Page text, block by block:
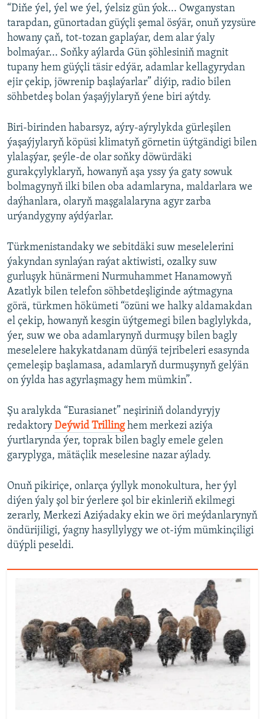
“Diňe ýel, ýel we ýel, ýelsiz gün ýok... Owganystan
tarapdan, günortadan güýçli şemal ösýär, onuň yzysüre
howany çaň, tot-tozan gaplaýar, dem alar ýaly
bolmaýar... Soňky aýlarda Gün şöhlesiniň magnit
tupany hem güýçli täsir edýär, adamlar kellagyrydan
ejir çekip, jöwrenip başlaýarlar” diýip, radio bilen
söhbetdeş bolan ýaşaýjylaryň ýene biri aýtdy.
Biri-birinden habarsyz, aýry-aýrylykda gürleşilen
ýaşaýjylaryň köpüsi klimatyň görnetin üýtgändigi bilen
ylalaşýar, şeýle-de olar soňky döwürdäki
gurakçylyklaryň, howanyň aşa yssy ýa gaty sowuk
bolmagynyň ilki bilen oba adamlaryna, maldarlara we
daýhanlara, olaryň maşgalalaryna agyr zarba
urýandygyny aýdýarlar.
Türkmenistandaky we sebitdäki suw meselelerini
ýakyndan synlaýan raýat aktiwisti, ozalky suw
gurluşyk hünärmeni Nurmuhammet Hanamowyň
Azatlyk bilen telefon söhbetdeşliginde aýtmagyna
görä, türkmen hökümeti “özüni we halky aldamakdan
el çekip, howanyň kesgin üýtgemegi bilen baglylykda,
ýer, suw we oba adamlarynyň durmuşy bilen bagly
meselelere hakykatdanam dünýä tejribeleri esasynda
çemeleşip başlamasa, adamlaryň durmuşynyň gelýän
on ýylda has agyrlaşmagy hem mümkin”.
Şu aralykda “Eurasianet” neşiriniň dolandyryjy
redaktory Deýwid Trilling hem merkezi aziýa
ýurtlarynda ýer, toprak bilen bagly emele gelen
garyplyga, mätäçlik meselesine nazar aýlady.
Onuň pikiriçe, onlarça ýyllyk monokultura, her ýyl
diýen ýaly şol bir ýerlere şol bir ekinleriň ekilmegi
zerarly, Merkezi Aziýadaky ekin we öri meýdanlarynyň
öndürijiligi, ýagny hasyllylygy we ot-iým mümkinçiligi
düýpli peseldi.